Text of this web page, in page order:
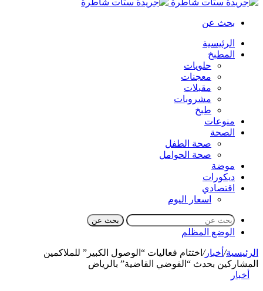
بحث عن
الرئيسية
المطبخ
حلويات
معجنات
مقبلات
مشروبات
طبخ
منوعات
الصحة
صحة الطفل
صحة الحوامل
موضة
ديكورات
اقتصادي
اسعار اليوم
بحث عن
الوضع المظلم
الرئيسية/ أخبار/ اختتام فعاليات “الوصول الكبير” للملاكمين
المشاركين بحدث “الفوضي القاضية” بالرياض
أخبار